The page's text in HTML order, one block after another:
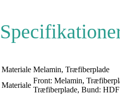
Materiale Melamin, Træfiberplade
Materiale
Front: Melamin,
Træfiberplade, Bund: